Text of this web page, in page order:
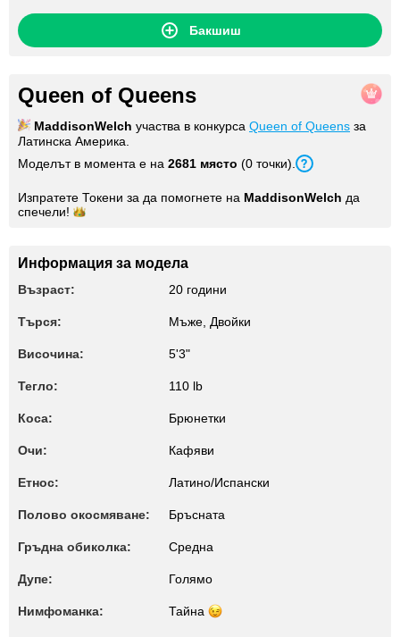
Бакшиш
Queen of Queens
MaddisonWelch участва в конкурса Queen of Queens за
Латинска Америка.
Моделът в момента е на 2681 място (0 точки).
Изпратете Токени за да помогнете на MaddisonWelch да
спечели!
Информация за модела
Възраст: 20 години
Търся: Мъже, Двойки
Височина: 5'3"
Тегло: 110 lb
Коса: Брюнетки
Очи: Кафяви
Етнос: Латино/Испански
Полово окосмяване: Бръсната
Гръдна обиколка: Среднa
Дупе: Голямо
Нимфоманка: Тайна